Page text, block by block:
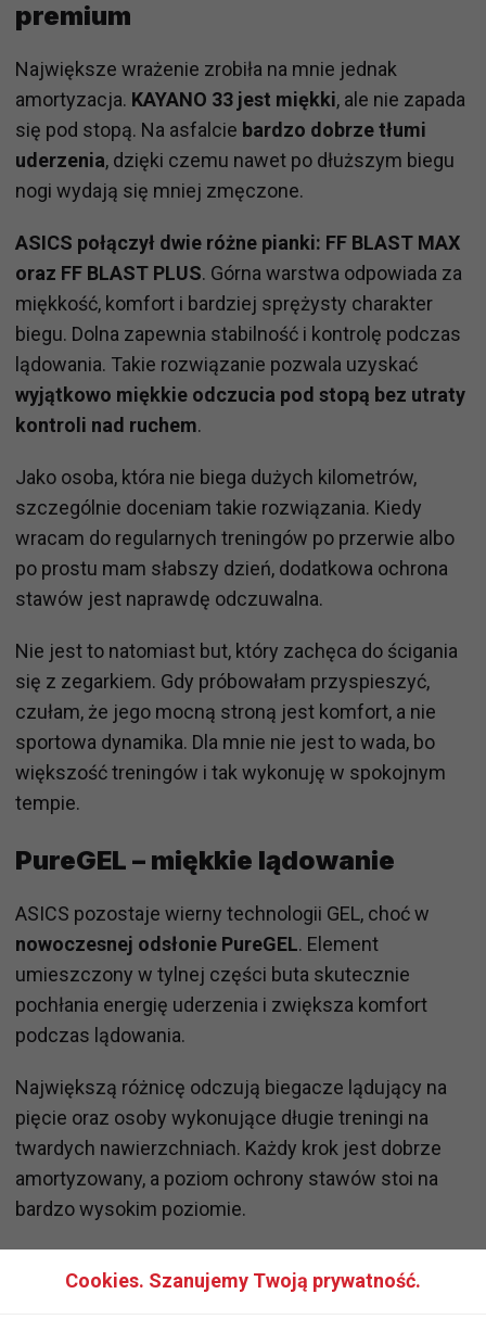
premium
Największe wrażenie zrobiła na mnie jednak
amortyzacja. KAYANO 33 jest miękki, ale nie zapada
się pod stopą. Na asfalcie bardzo dobrze tłumi
uderzenia, dzięki czemu nawet po dłuższym biegu
nogi wydają się mniej zmęczone.
ASICS połączył dwie różne pianki: FF BLAST MAX
oraz FF BLAST PLUS. Górna warstwa odpowiada za
miękkość, komfort i bardziej sprężysty charakter
biegu. Dolna zapewnia stabilność i kontrolę podczas
lądowania. Takie rozwiązanie pozwala uzyskać
wyjątkowo miękkie odczucia pod stopą bez utraty
kontroli nad ruchem.
Jako osoba, która nie biega dużych kilometrów,
szczególnie doceniam takie rozwiązania. Kiedy
wracam do regularnych treningów po przerwie albo
po prostu mam słabszy dzień, dodatkowa ochrona
stawów jest naprawdę odczuwalna.
Nie jest to natomiast but, który zachęca do ścigania
się z zegarkiem. Gdy próbowałam przyspieszyć,
czułam, że jego mocną stroną jest komfort, a nie
sportowa dynamika. Dla mnie nie jest to wada, bo
większość treningów i tak wykonuję w spokojnym
tempie.
PureGEL – miękkie lądowanie
ASICS pozostaje wierny technologii GEL, choć w
nowoczesnej odsłonie PureGEL. Element
umieszczony w tylnej części buta skutecznie
pochłania energię uderzenia i zwiększa komfort
podczas lądowania.
Największą różnicę odczują biegacze lądujący na
pięcie oraz osoby wykonujące długie treningi na
twardych nawierzchniach. Każdy krok jest dobrze
amortyzowany, a poziom ochrony stawów stoi na
bardzo wysokim poziomie.
Przyczepność i trwałość
Cookies. Szanujemy Twoją prywatność.